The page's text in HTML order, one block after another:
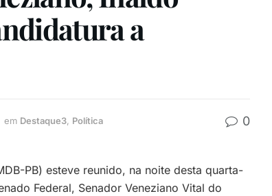
a
em Destaque3, Política 0
PB) esteve reunido, na noite desta quarta-
Federal, Senador Veneziano Vital do